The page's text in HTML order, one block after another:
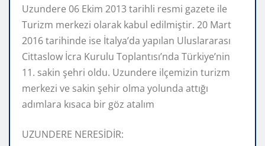
Uzundere 06 Ekim 2013 tarihli resmi gazete ile
Turizm merkezi olarak kabul edilmiştir. 20 Mart
2016 tarihinde ise İtalya’da yapılan Uluslararası
Cittaslow İcra Kurulu Toplantısı’nda Türkiye’nin
11. sakin şehri oldu. Uzundere ilçemizin turizm
merkezi ve sakin şehir olma yolunda attığı
adımlara kısaca bir göz atalım
UZUNDERE NERESİDİR: